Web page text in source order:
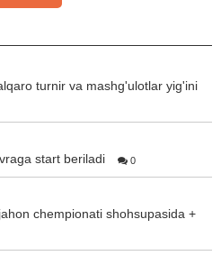
turnir va mashg'ulotlar yig'ini
start beriladi 0
chempionati shohsupasida +